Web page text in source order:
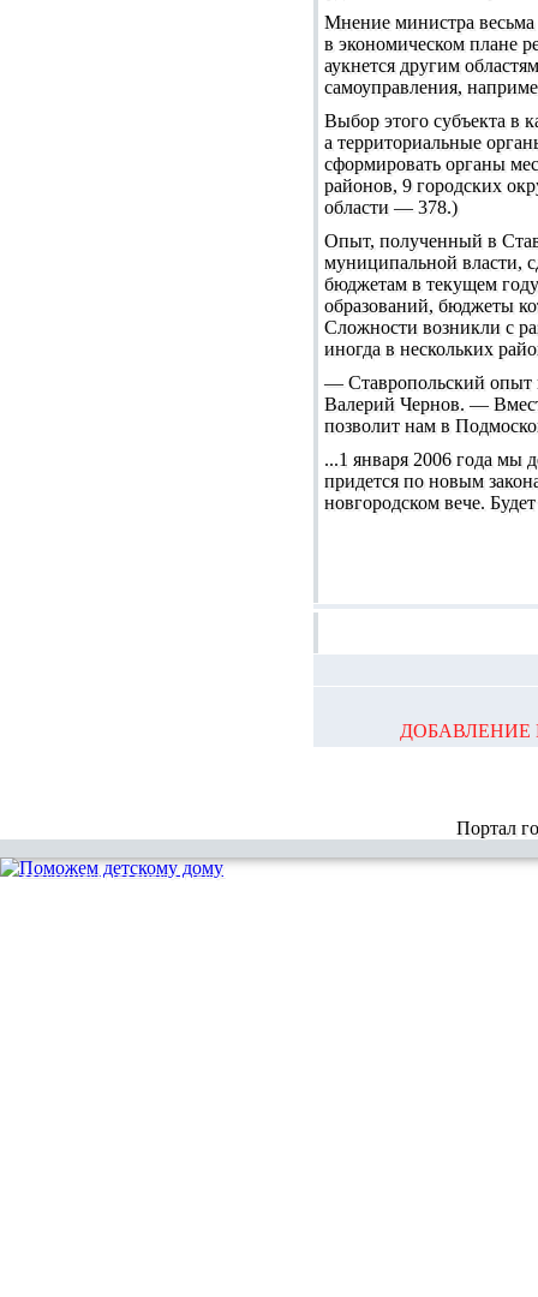
Мнение министра весьма
в экономическом плане
аукнется другим
самоуправления,
Выбор этого субъекта в
а территориальные
сформировать органы
районов, 9 городских
области — 378.)
Опыт, полученный в
муниципальной власти,
бюджетам в текущем
образований, бюджеты
Сложности возникли с
иногда в нескольких
— Ставропольский опыт
Валерий Чернов. —
позволит нам в
...1 января 2006 года мы
придется по новым
новгородском вече.
ДОБАВЛЕНИЕ
Портал